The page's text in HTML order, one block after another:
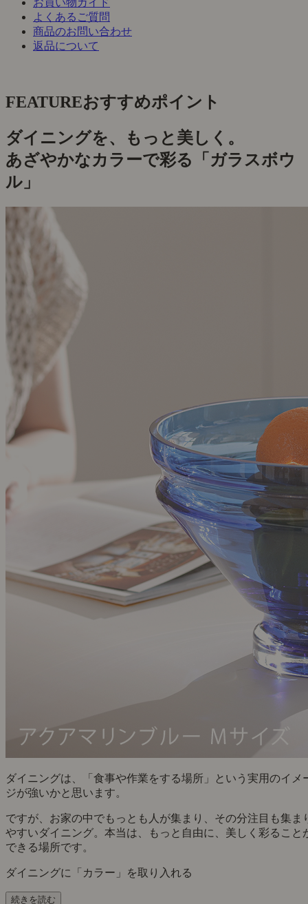
お買い物ガイド
よくあるご質問
商品のお問い合わせ
返品について
FEATUREおすすめポイント
ダイニングを、もっと美しく。
あざやかなカラーで彩る「ガラスボウ
ル」
ダイニングは、「食事や作業をする場所」という実用のイメ
ジが強いかと思います。
ですが、お家の中でもっとも人が集まり、その分注目も集ま
やすいダイニング。本当は、もっと自由に、美しく彩ること
できる場所です。
ダイニングに「カラー」を取り入れる
続きを読む